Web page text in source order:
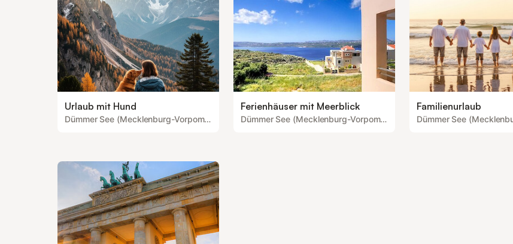
Urlaub mit Hund
Dümmer See (Mecklenburg-Vorpommern)
Ferienhäuser mit Meerblick
Dümmer See (Mecklenburg-Vorpommern)
Familienurlaub